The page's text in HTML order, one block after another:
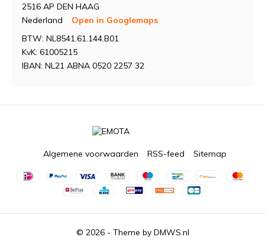
2516 AP DEN HAAG
Nederland
Open in Googlemaps
BTW: NL8541.61.144.B01
KvK: 61005215
IBAN: NL21 ABNA 0520 2257 32
© 2026 - Theme by DMWS.nl
Algemene voorwaarden RSS-feed Sitemap